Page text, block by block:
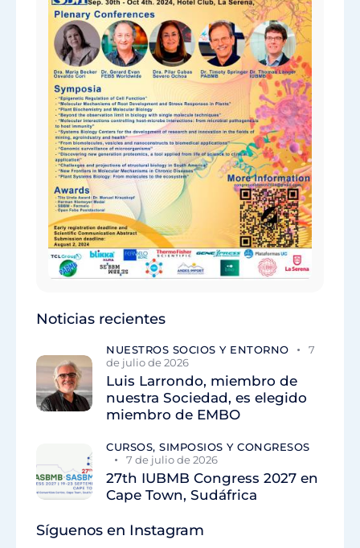
Noticias recientes
NUESTROS SOCIOS Y ENTORNO
7
de julio de 2026
Luis Larrondo, miembro de
nuestra Sociedad, es elegido
miembro de EMBO
CURSOS, SIMPOSIOS Y CONGRESOS
7 de julio de 2026
27th IUBMB Congress 2027 en
Cape Town, Sudáfrica
Síguenos en Instagram